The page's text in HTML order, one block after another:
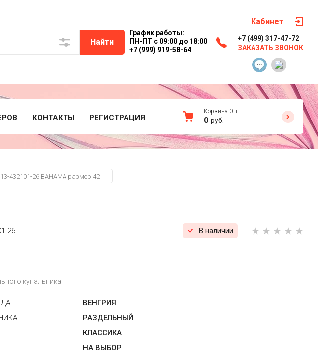
Найти
График работы:
ПН-ПТ с 09:00 до 18:00
+7 (999) 919-58-64
Кабинет
+7 (499) 317-47-72
ЗАКАЗАТЬ ЗВОНОК
КОНТАКТЫ РЕГИСТРАЦИЯ
Корзина 0 шт.
0 руб.
432101-26 BAHAMA размер 42
26 В наличии
купальника
ВЕНГРИЯ
РАЗДЕЛЬНЫЙ
КЛАССИКА
НА ВЫБОР